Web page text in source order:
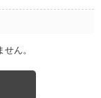
ん。